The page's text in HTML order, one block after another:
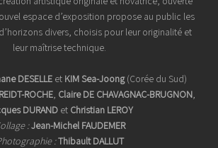
espace d’exposition propose au public les
divers, choisis pour leur originalité et
leur maîtrise technique.
DESELLEet KIM Sea-Joong(Corée du Sud)
ROCHE, Claire DE CHAVAGNAC-BRUGNON,
DURANDet Christian LEROY
:Jean-Michel FAUDEMER
:Thibault DALLUT